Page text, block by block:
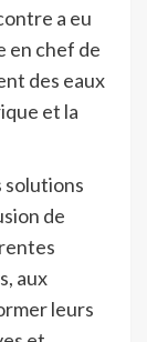
a eu
en chef de
des eaux
et la
solutions
de
aux
leurs